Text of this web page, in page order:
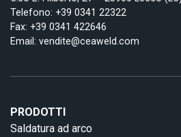
Telefono: +39 0341 22322
Fax: +39 0341 422646
Email: vendite@ceaweld.com
PRODOTTI
Saldatura ad arco